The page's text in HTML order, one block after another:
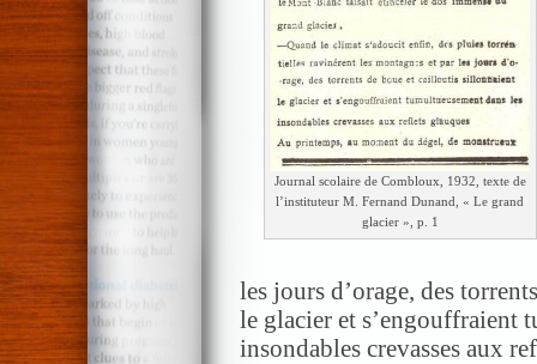
Journal scolaire de Combloux, 1932, texte de
l’instituteur M. Fernand Dunand, « Le grand
glacier », p. 1
les jours d’orage, des
le glacier et s’engouffraient
insondables crevasses aux